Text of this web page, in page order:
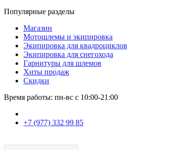
Популярные разделы
Магазин
Мотошлемы и экипировка
Экипировка для квадроциклов
Экипировка для снегохода
Гарнитуры для шлемов
Хиты продаж
Скидки
Время работы: пн-вс с 10:00-21:00
+7 (977) 332 99 85